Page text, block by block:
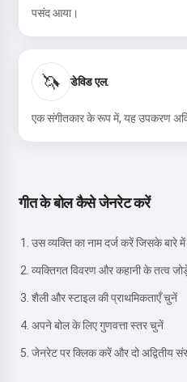
पसंद आया।
🦄 डेविड एल.
एक संगीतकार के रूप में, यह उपकरण
गीत के बोल कैसे जेनरेट करें
उस व्यक्ति का नाम दर्ज करें जिसके बारे में
व्यक्तिगत विवरण और कहानी के तत्व
शैली और स्टाइल की प्राथमिकताएँ चुनें
अपने बोल के लिए गुणवत्ता स्तर चुनें
जेनरेट पर क्लिक करें और दो अद्वितीय